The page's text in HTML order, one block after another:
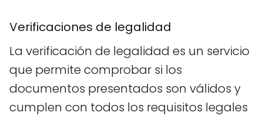
Verificaciones de legalidad
La verificación de legalidad es un servicio
que permite comprobar si los
documentos presentados son válidos y
cumplen con todos los requisitos legales